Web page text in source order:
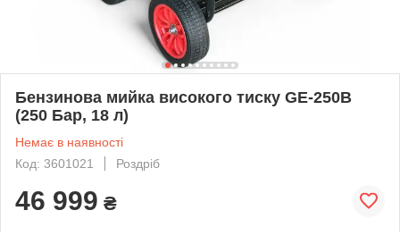
Бензинова мийка високого тиску GE-250B
(250 Бар, 18 л)
Немає в наявності
Код: 3601021
Роздріб
46 999 ₴